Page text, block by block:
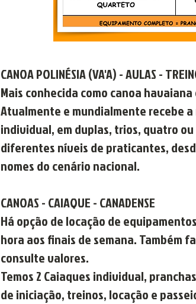
CANOA POLINÉSIA (VA'A) - AULAS -
Mais conhecida como canoa havaiana
Atualmente e mundialmente recebe
individual, em duplas, trios, quatro
diferentes níveis de praticantes,
nomes do cenário nacional.
CANOAS - CAIAQUE - CANADENSE
Há opção de locação de
hora aos finais de semana. Também
consulte valores.
Temos 2 Caiaques individual,
de iniciação, treinos, locação e